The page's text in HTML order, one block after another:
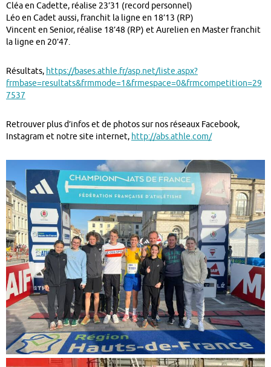
Cléa en Cadette, réalise 23’31 (record personnel)
Léo en Cadet aussi, franchit la ligne en 18’13 (RP)
Vincent en Senior, réalise 18’48 (RP) et Aurelien en Master franchit
la ligne en 20’47.
Résultats, https://bases.athle.fr/asp.net/liste.aspx?
frmbase=resultats&frmmode=1&frmespace=0&frmcompetition=29
7537
Retrouver plus d’infos et de photos sur nos réseaux Facebook,
Instagram et notre site internet, http://abs.athle.com/